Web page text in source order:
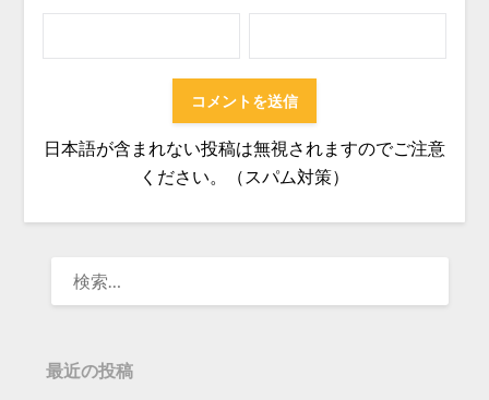
日本語が含まれない投稿は無視されますのでご注意
ください。（スパム対策）
最近の投稿